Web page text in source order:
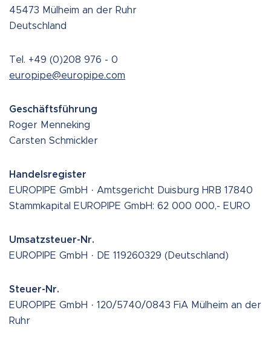
45473 Mülheim an der Ruhr
Deutschland
Tel. +49 (0)208 976 - 0
europipe@europipe.com
Geschäftsführung
Roger Menneking
Carsten Schmickler
Handelsregister
EUROPIPE GmbH · Amtsgericht Duisburg HRB 17840
Stammkapital EUROPIPE GmbH: 62 000 000,- EURO
Umsatzsteuer-Nr.
EUROPIPE GmbH · DE 119260329 (Deutschland)
Steuer-Nr.
EUROPIPE GmbH · 120/5740/0843 FiA Mülheim an der
Ruhr